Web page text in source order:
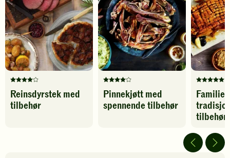
Protein
86g
Denne
oppskriften
har
Reinsdyrstek med
tilbehør
til
favoritter
Denne
oppskriften
har
Pinnekjøtt med
spennende tilbehør
legg
til
favoritter
Denne
har
fått
av
5
tilbehør